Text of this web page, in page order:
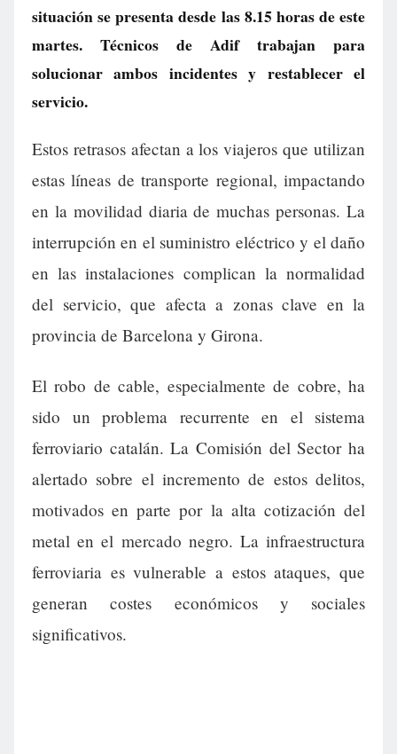
situación se presenta desde las 8.15 horas de este
martes. Técnicos de Adif trabajan para
solucionar ambos incidentes y restablecer el
servicio.
Estos retrasos afectan a los viajeros que utilizan
estas líneas de transporte regional, impactando
en la movilidad diaria de muchas personas. La
interrupción en el suministro eléctrico y el daño
en las instalaciones complican la normalidad
del servicio, que afecta a zonas clave en la
provincia de Barcelona y Girona.
El robo de cable, especialmente de cobre, ha
sido un problema recurrente en el sistema
ferroviario catalán. La Comisión del Sector ha
alertado sobre el incremento de estos delitos,
motivados en parte por la alta cotización del
metal en el mercado negro. La infraestructura
ferroviaria es vulnerable a estos ataques, que
generan costes económicos y sociales
significativos.